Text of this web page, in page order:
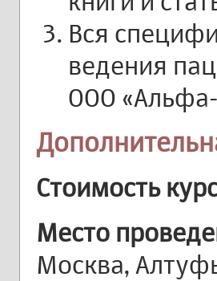
Вся
ведения
ООО
Стоимость
Место
Москва,